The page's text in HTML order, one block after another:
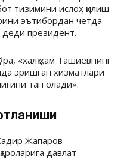
тизимини ислоҳ қилиш
эътибордан четда
деди президент.
«халқ ҳам Ташиевнинг
эришган хизматлари
тан олади».
Жапаров
давлат